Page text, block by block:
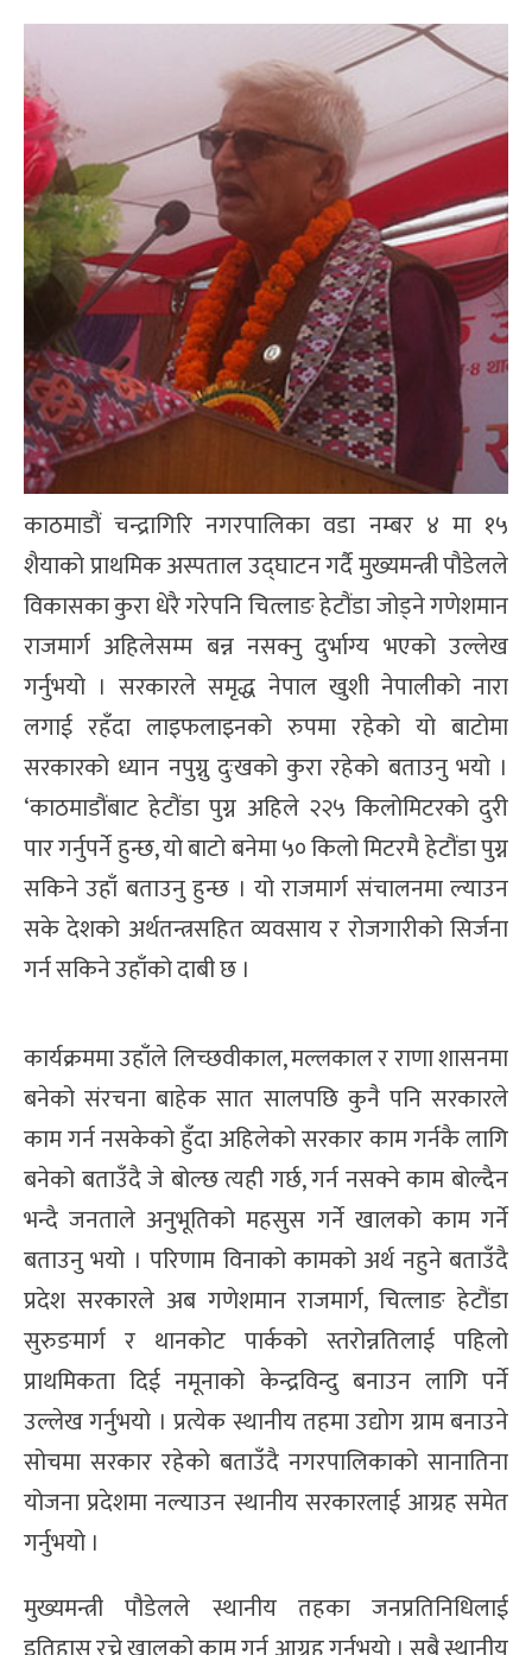
काठमाडौं चन्द्रागिरि नगरपालिका वडा नम्बर ४ मा १५
शैयाको प्राथमिक अस्पताल उद्घाटन गर्दै मुख्यमन्त्री पौडेलले
विकासका कुरा धेरै गरेपनि चित्लाङ हेटौंडा जोड्ने गणेशमान
राजमार्ग अहिलेसम्म बन्न नसक्नु दुर्भाग्य भएको उल्लेख
गर्नुभयो । सरकारले समृद्ध नेपाल खुशी नेपालीको नारा
लगाई रहँदा लाइफलाइनको रुपमा रहेको यो बाटोमा
सरकारको ध्यान नपुग्नु दुःखको कुरा रहेको बताउनु भयो ।
‘काठमाडौंबाट हेटौंडा पुग्न अहिले २२५ किलोमिटरको दुरी
पार गर्नुपर्ने हुन्छ, यो बाटो बनेमा ५० किलो मिटरमै हेटौंडा पुग्न
सकिने उहाँ बताउनु हुन्छ । यो राजमार्ग संचालनमा ल्याउन
सके देशको अर्थतन्त्रसहित व्यवसाय र रोजगारीको सिर्जना
गर्न सकिने उहाँको दाबी छ ।
कार्यक्रममा उहाँले लिच्छवीकाल, मल्लकाल र राणा शासनमा
बनेको संरचना बाहेक सात सालपछि कुनै पनि सरकारले
काम गर्न नसकेको हुँदा अहिलेको सरकार काम गर्नकै लागि
बनेको बताउँदै जे बोल्छ त्यही गर्छ, गर्न नसक्ने काम बोल्दैन
भन्दै जनताले अनुभूतिको महसुस गर्ने खालको काम गर्ने
बताउनु भयो । परिणाम विनाको कामको अर्थ नहुने बताउँदै
प्रदेश सरकारले अब गणेशमान राजमार्ग, चित्लाङ हेटौंडा
सुरुङमार्ग र थानकोट पार्कको स्तरोन्नतिलाई पहिलो
प्राथमिकता दिई नमूनाको केन्द्रविन्दु बनाउन लागि पर्ने
उल्लेख गर्नुभयो । प्रत्येक स्थानीय तहमा उद्योग ग्राम बनाउने
सोचमा सरकार रहेको बताउँदै नगरपालिकाको सानातिना
योजना प्रदेशमा नल्याउन स्थानीय सरकारलाई आग्रह समेत
गर्नुभयो ।
मुख्यमन्त्री पौडेलले स्थानीय तहका जनप्रतिनिधिलाई